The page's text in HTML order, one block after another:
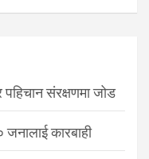
संरक्षणमा जोड
जनालाई कारबाही